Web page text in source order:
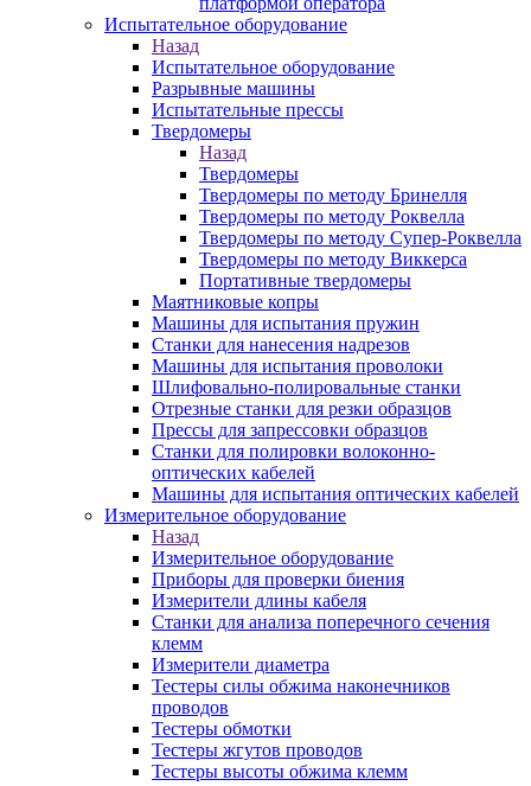
Испытательное оборудование
Назад
Испытательное оборудование
Разрывные машины
Испытательные прессы
Твердомеры
Назад
Твердомеры
Твердомеры по методу Бринелля
Твердомеры по методу Роквелла
Твердомеры по методу Супер-Роквелла
Твердомеры по методу Виккерса
Портативные твердомеры
Маятниковые копры
Машины для испытания пружин
Станки для нанесения надрезов
Машины для испытания проволоки
Шлифовально-полировальные станки
Отрезные станки для резки образцов
Прессы для запрессовки образцов
Станки для полировки волоконно-
оптических кабелей
Машины для испытания оптических кабелей
Измерительное оборудование
Назад
Измерительное оборудование
Приборы для проверки биения
Измерители длины кабеля
Станки для анализа поперечного сечения
клемм
Измерители диаметра
Тестеры силы обжима наконечников
проводов
Тестеры обмотки
Тестеры жгутов проводов
Тестеры высоты обжима клемм